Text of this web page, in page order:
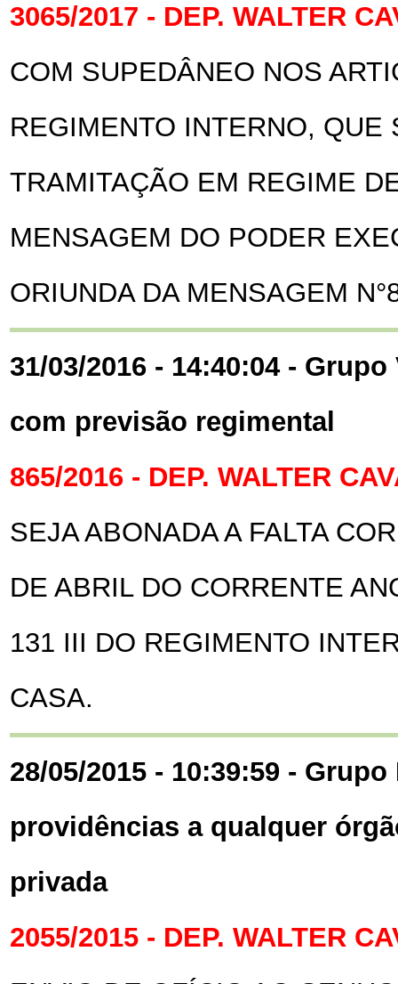
3065/2017 - DEP. WALTER
COM SUPEDÂNEO NOS
REGIMENTO INTERNO, QUE
TRAMITAÇÃO EM REGIME
MENSAGEM DO PODER
ORIUNDA DA MENSAGEM
31/03/2016 - 14:40:04 -
com previsão regimental
865/2016 - DEP. WALTER
SEJA ABONADA A FALTA
DE ABRIL DO CORRENTE
131 III DO REGIMENTO
CASA.
28/05/2015 - 10:39:59 -
providências a qualquer
privada
2055/2015 - DEP. WALTER